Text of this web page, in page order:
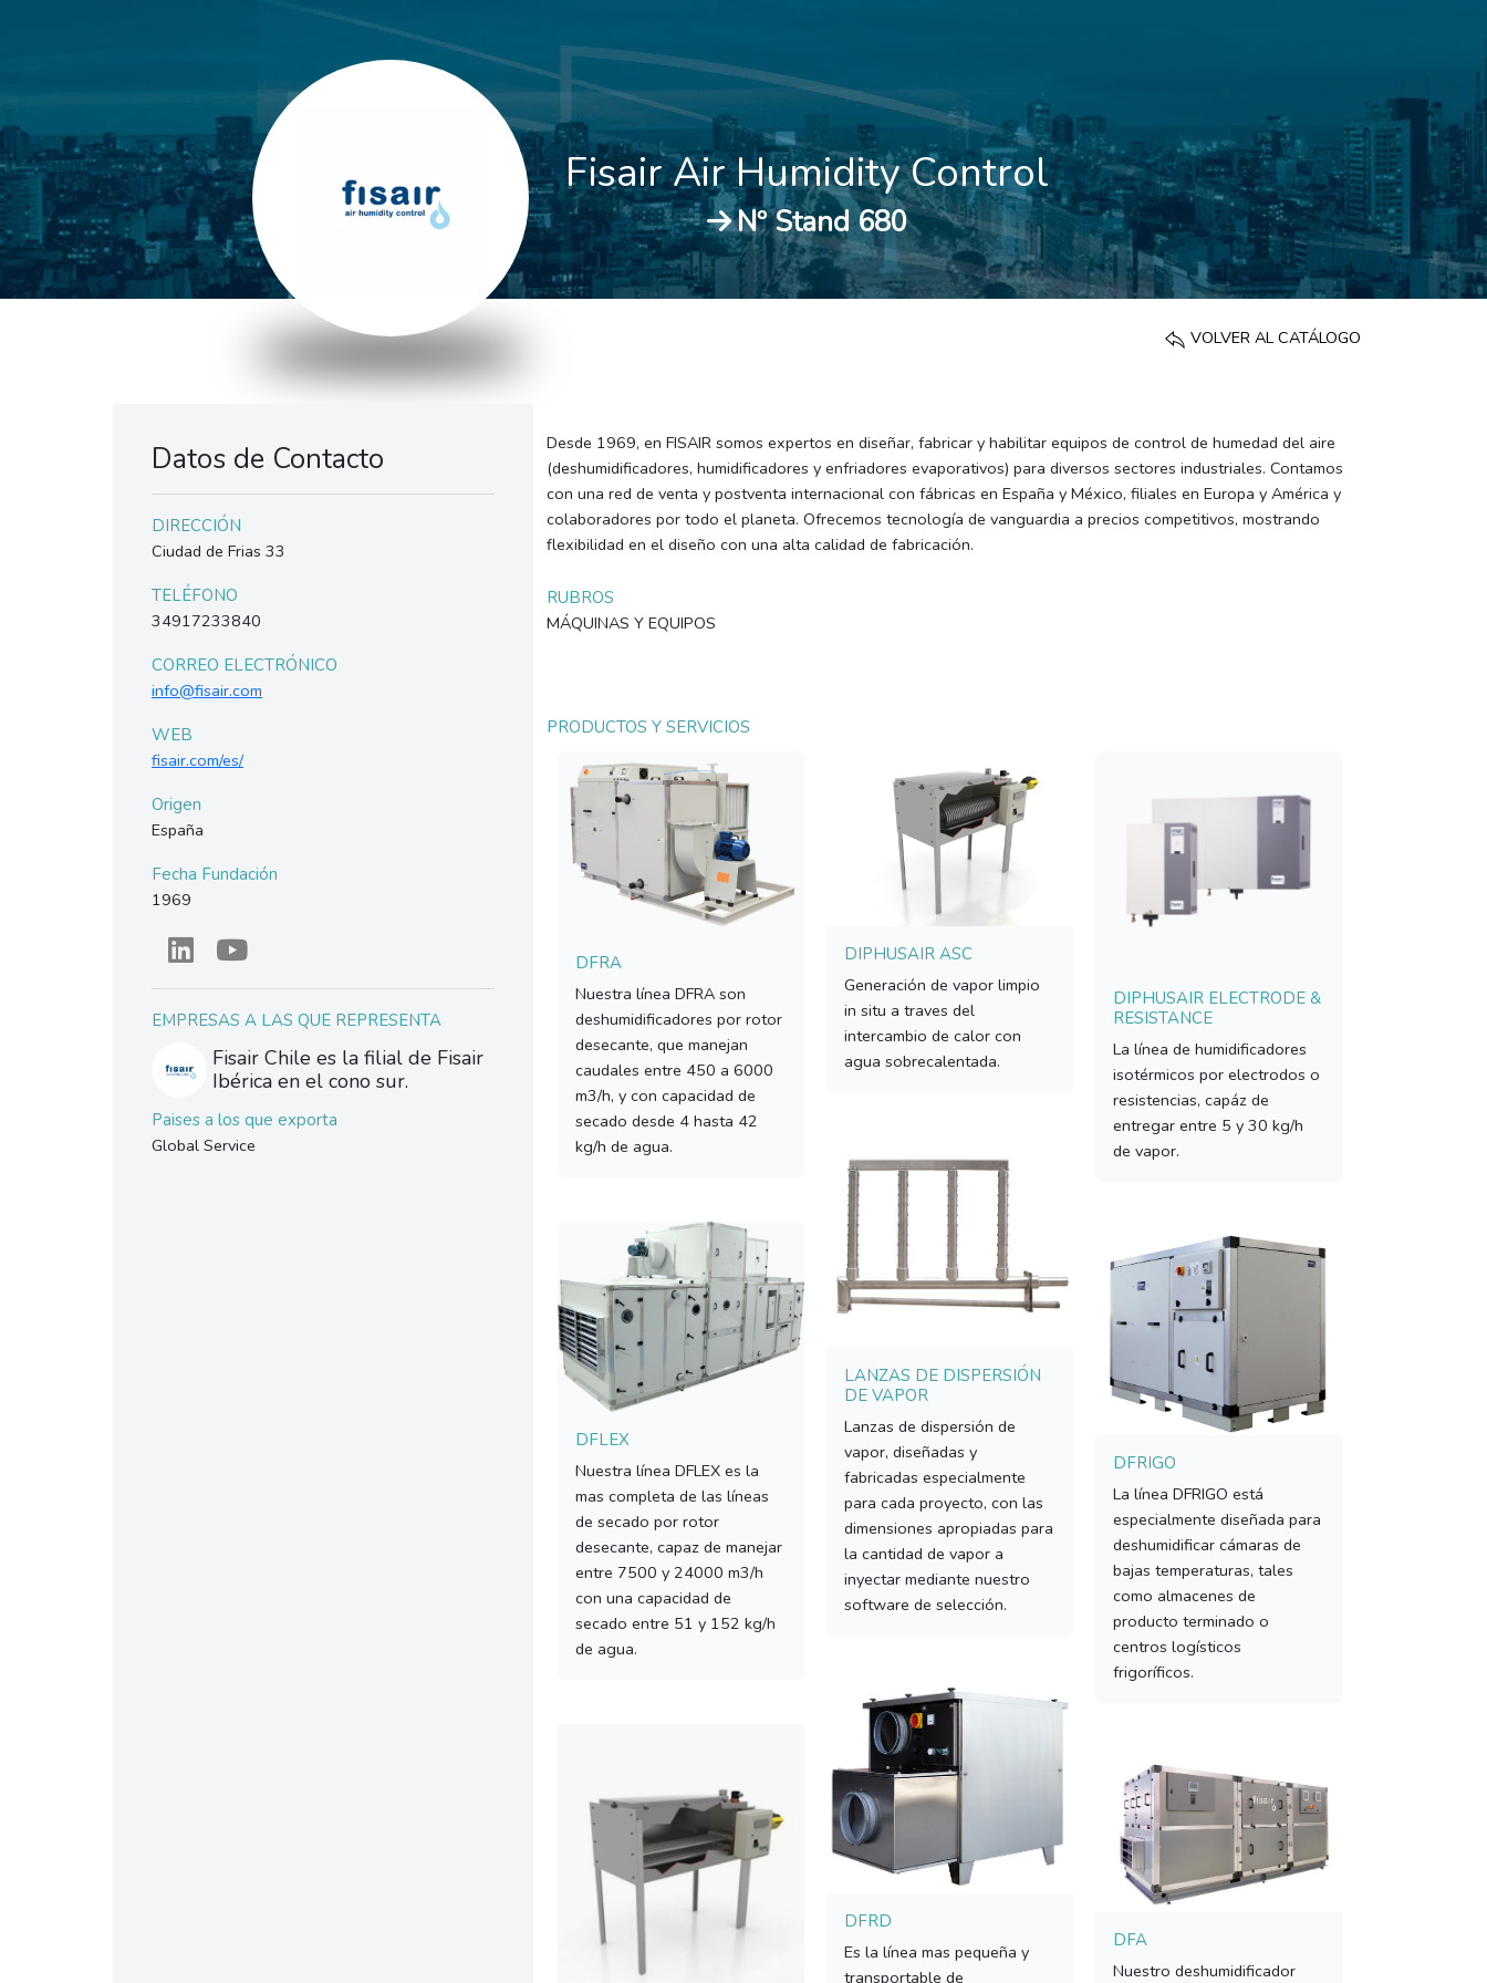
Fisair Air Humidity Control
Nº Stand 680
VOLVER AL CATÁLOGO
Datos de Contacto
DIRECCIÓN
Ciudad de Frias 33
TELÉFONO
34917233840
CORREO ELECTRÓNICO
info@fisair.com
WEB
fisair.com/es/
Origen
España
Fecha Fundación
1969
EMPRESAS A LAS QUE REPRESENTA
Fisair Chile es la filial de Fisair
Ibérica en el cono sur.
Paises a los que exporta
Global Service
Desde 1969, en FISAIR somos expertos en diseñar, fabricar y habilitar equipos de control de humedad del aire
(deshumidificadores, humidificadores y enfriadores evaporativos) para diversos sectores industriales. Contamos
con una red de venta y postventa internacional con fábricas en España y México, filiales en Europa y América y
colaboradores por todo el planeta. Ofrecemos tecnología de vanguardia a precios competitivos, mostrando
flexibilidad en el diseño con una alta calidad de fabricación.
RUBROS
MÁQUINAS Y EQUIPOS
PRODUCTOS Y SERVICIOS
DFRA
Nuestra línea DFRA son
deshumidificadores por rotor
desecante, que manejan
caudales entre 450 a 6000
m3/h, y con capacidad de
secado desde 4 hasta 42
kg/h de agua.
DIPHUSAIR ASC
Generación de vapor limpio
in situ a traves del
intercambio de calor con
agua sobrecalentada.
DIPHUSAIR ELECTRODE &
RESISTANCE
La línea de humidificadores
isotérmicos por electrodos o
resistencias, capáz de
entregar entre 5 y 30 kg/h
de vapor.
LANZAS DE DISPERSIÓN
DE VAPOR
Lanzas de dispersión de
vapor, diseñadas y
fabricadas especialmente
para cada proyecto, con las
dimensiones apropiadas para
la cantidad de vapor a
inyectar mediante nuestro
software de selección.
DFLEX
Nuestra línea DFLEX es la
mas completa de las líneas
de secado por rotor
desecante, capaz de manejar
entre 7500 y 24000 m3/h
con una capacidad de
secado entre 51 y 152 kg/h
de agua.
DFRIGO
La línea DFRIGO está
especialmente diseñada para
deshumidificar cámaras de
bajas temperaturas, tales
como almacenes de
producto terminado o
centros logísticos
frigoríficos.
DFRD
Es la línea mas pequeña y
transportable de
DFA
Nuestro deshumidificador